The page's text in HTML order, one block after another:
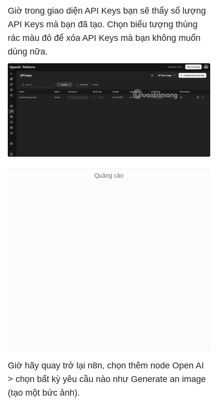
Giờ trong giao diện API Keys bạn sẽ thấy số lượng
API Keys mà bạn đã tạo. Chọn biểu tượng thùng
rác màu đỏ để xóa API Keys mà bạn không muốn
dùng nữa.
Giờ hãy quay trở lại n8n, chọn thêm node Open AI
> chọn bất kỳ yêu cầu nào như Generate an image
(tạo một bức ảnh).